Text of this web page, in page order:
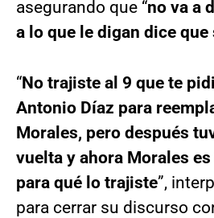
asegurando que “no va a
a lo que le digan dice que
“No trajiste al 9 que te
Antonio Díaz para
Morales, pero después
vuelta y ahora Morales
para qué lo trajiste”,
para cerrar su discurso